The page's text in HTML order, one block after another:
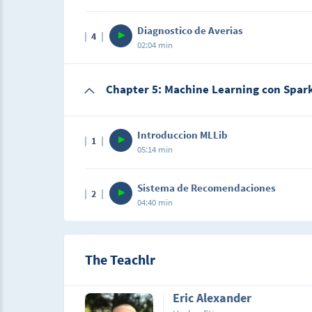
4 Diagnostico de Averias
02:04 min
Chapter 5: Machine Learning con
1 Introduccion MLLib
05:14 min
2 Sistema de Recomendaciones
04:40 min
The Teachlr
Eric Alexander